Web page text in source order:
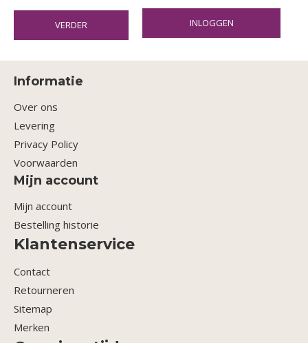
VERDER INLOGGEN
Informatie
Over ons
Levering
Privacy Policy
Voorwaarden
Mijn account
Mijn account
Bestelling historie
Klantenservice
Contact
Retourneren
Sitemap
Merken